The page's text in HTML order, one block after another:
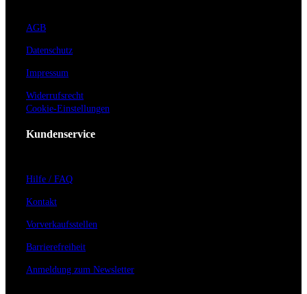
AGB
Datenschutz
Impressum
Widerrufsrecht
Cookie-Einstellungen
Kundenservice
Hilfe / FAQ
Kontakt
Vorverkaufsstellen
Barrierefreiheit
Anmeldung zum Newsletter